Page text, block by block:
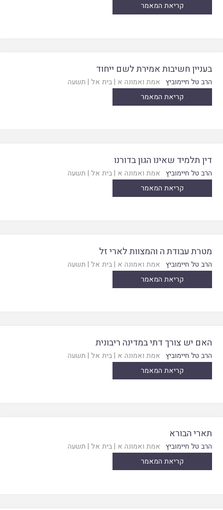
קריאת המאמר
בעניין חשיבות אמירת לשם ייחוד
הרב טל חיימוביץ אמת ואמונה א |בית אל | תשעה
קריאת המאמר
דין תלמיד שאינו הגון בדורנו
הרב טל חיימוביץ אמת ואמונה א |בית אל | תשעה
קריאת המאמר
מטרת עבודת ה והמצוות לארי זל
הרב טל חיימוביץ אמת ואמונה א |בית אל | תשעה
קריאת המאמר
האם יש צורך דתי במדינה ריבונית
הרב טל חיימוביץ אמת ואמונה א |בית אל | תשעה
קריאת המאמר
תארי הבורא
הרב טל חיימוביץ אמת ואמונה א |בית אל | תשעה
קריאת המאמר